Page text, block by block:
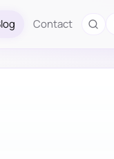
Contact